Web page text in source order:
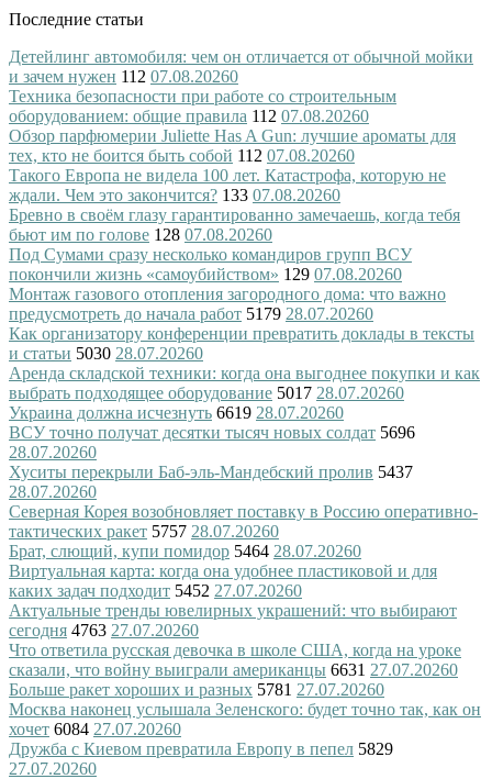
Последние статьи
Детейлинг автомобиля: чем он отличается от обычной мойки
и зачем нужен 112 07.08.20260
Техника безопасности при работе со строительным
оборудованием: общие правила 112 07.08.20260
Обзор парфюмерии Juliette Has A Gun: лучшие ароматы для
тех, кто не боится быть собой 112 07.08.20260
Такого Европа не видела 100 лет. Катастрофа, которую не
ждали. Чем это закончится? 133 07.08.20260
Бревно в своём глазу гарантированно замечаешь, когда тебя
бьют им по голове 128 07.08.20260
Под Сумами сразу несколько командиров групп ВСУ
покончили жизнь «самоубийством» 129 07.08.20260
Монтаж газового отопления загородного дома: что важно
предусмотреть до начала работ 5179 28.07.20260
Как организатору конференции превратить доклады в тексты
и статьи 5030 28.07.20260
Аренда складской техники: когда она выгоднее покупки и как
выбрать подходящее оборудование 5017 28.07.20260
Украина должна исчезнуть 6619 28.07.20260
ВСУ точно получат десятки тысяч новых солдат 5696
28.07.20260
Хуситы перекрыли Баб-эль-Мандебский пролив 5437
28.07.20260
Северная Корея возобновляет поставку в Россию оперативно-
тактических ракет 5757 28.07.20260
Брат, слющий, купи помидор 5464 28.07.20260
Виртуальная карта: когда она удобнее пластиковой и для
каких задач подходит 5452 27.07.20260
Актуальные тренды ювелирных украшений: что выбирают
сегодня 4763 27.07.20260
Что ответила русская девочка в школе США, когда на уроке
сказали, что войну выиграли американцы 6631 27.07.20260
Больше ракет хороших и разных 5781 27.07.20260
Москва наконец услышала Зеленского: будет точно так, как он
хочет 6084 27.07.20260
Дружба с Киевом превратила Европу в пепел 5829
27.07.20260